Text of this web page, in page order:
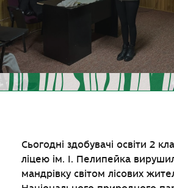
Сьогодні здобувачі освіти 2
ліцею ім. І. Пелипейка
мандрівку світом лісових